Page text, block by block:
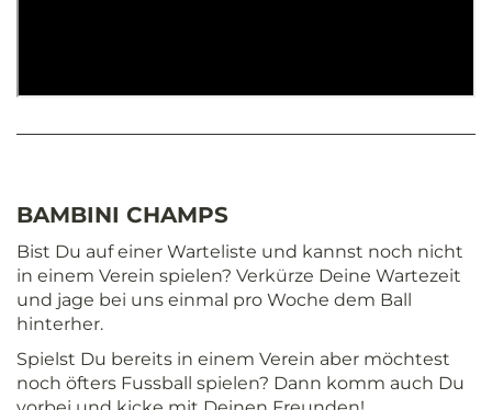
BAMBINI CHAMPS
Bist Du auf einer Warteliste und kannst noch nicht
in einem Verein spielen? Verkürze Deine Wartezeit
und jage bei uns einmal pro Woche dem Ball
hinterher.
Spielst Du bereits in einem Verein aber möchtest
noch öfters Fussball spielen? Dann komm auch Du